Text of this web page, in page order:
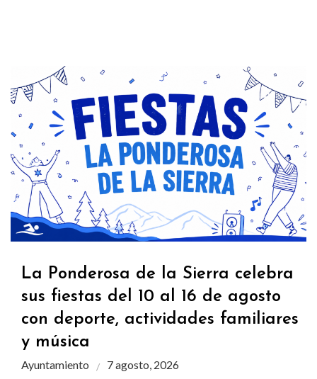
La Ponderosa de la Sierra celebra
sus fiestas del 10 al 16 de agosto
con deporte, actividades familiares
y música
Ayuntamiento 7 agosto, 2026